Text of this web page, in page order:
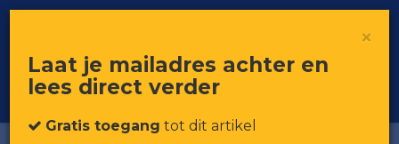
Voor professionals in retail & brands
Toggle
×
Laat je mailadres achter en
lees direct verder
Gratis toegang tot dit artikel